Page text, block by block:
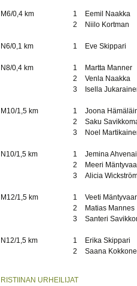
M6/0,4 km 1 Eemil Naakka
2
Niilo Kortman
N6/0,1 km 1 Eve Skippari
N8/0,4 km 1 Martta Manner
2
Venla Naakka
3
Isella
M10/1,5 km 1 Joona
2
Saku
3
Noel
N10/1,5 km 1 Jemina
2
Meeri
3
Alicia
M12/1,5 km 1 Veeti
2
Matias Mannes
3
Santeri
N12/1,5 km 1 Erika Skippari
2
Saana
RISTIINAN URHEILIJAT